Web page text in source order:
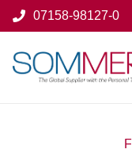
07158-98127-0